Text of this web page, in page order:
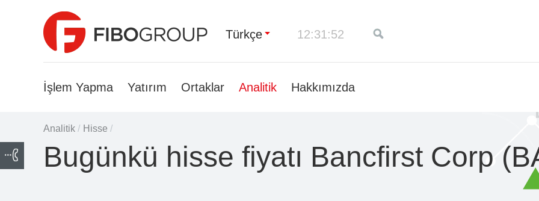
Türkçe 12:31:52
İşlem Yapma Yatırım Ortaklar Analitik Hakkımızda
Analitik / Hisse /
Bugünkü hisse fiyatı Bancfirst Corp